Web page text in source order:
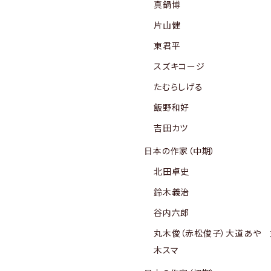
真鍋博
片山健
東君平
スズキコージ
たむらしげる
飯野和好
吉田カツ
日本の作家（中期）
北田卓史
鈴木義治
谷内六郎
丸木俊（赤松俊子）大道あや
木スマ